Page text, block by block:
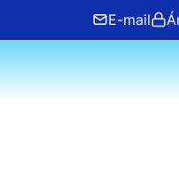
content
E-mail